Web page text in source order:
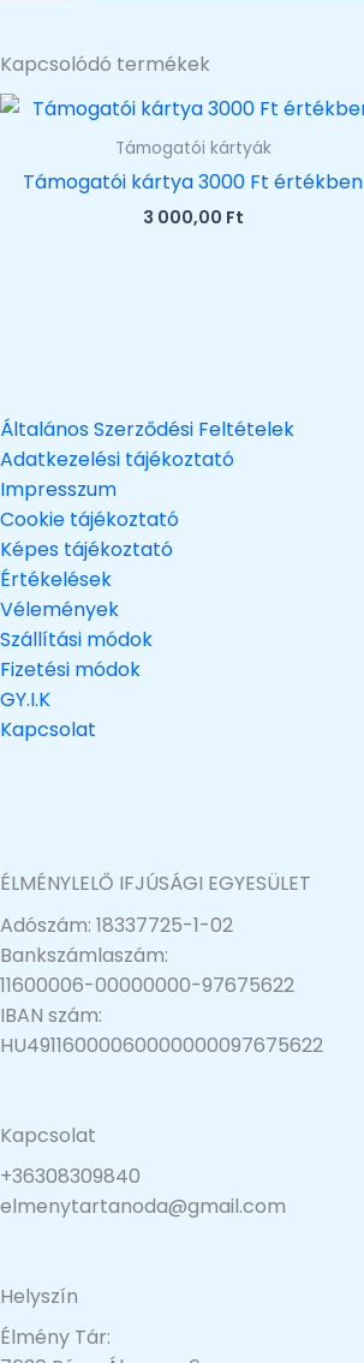
Ft
értékben
mennyiség
Kapcsolódó termékek
Támogatói kártyák
Támogatói kártya 3000 Ft értékben
3 000,00 Ft
Általános Szerződési Feltételek
Adatkezelési tájékoztató
Impresszum
Cookie tájékoztató
Képes tájékoztató
Értékelések
Vélemények
Szállítási módok
Fizetési módok
GY.I.K
Kapcsolat
ÉLMÉNYLELŐ IFJÚSÁGI EGYESÜLET
Adószám: 18337725-1-02
Bankszámlaszám:
11600006-00000000-97675622
IBAN szám:
HU49116000060000000097675622
Kapcsolat
+36308309840
elmenytartanoda@gmail.com
Helyszín
Élmény Tár: